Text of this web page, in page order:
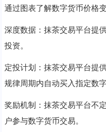
通过图表了解数字货币价格变
深度数据：抹茶交易平台提
投资。
定投计划：抹茶交易平台提
规律周期内自动买入指定数字
奖励机制：抹茶交易平台不
户参与数字货币交易。